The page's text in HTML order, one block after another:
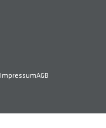
ImpressumAGB